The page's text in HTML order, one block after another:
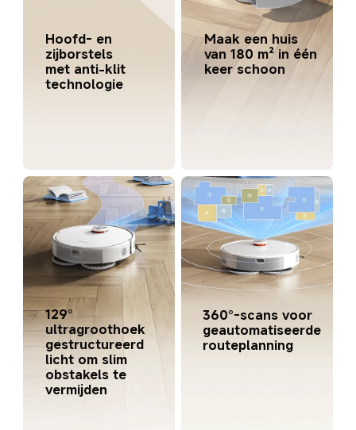
Hoofd- en
zijborstels
met anti-klit
technologie
Maak een huis
van 180 m² in één
keer schoon
129°
ultragroothoek
gestructureerd
licht om slim
obstakels te
vermijden
360°-scans voor
geautomatiseerde
routeplanning